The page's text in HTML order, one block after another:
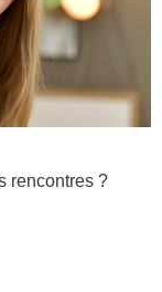
rencontres ?